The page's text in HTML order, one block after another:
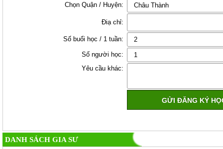
Chọn Quận / Huyện:
Điạ chỉ:
Số buổi học / 1 tuần:
Số người học:
Yêu cầu khác:
DANH SÁCH GIA SƯ